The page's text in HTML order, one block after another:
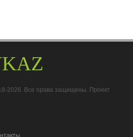
2026. Все права защищены. Проект